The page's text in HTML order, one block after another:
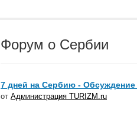
Форум о Сербии
7 дней на Сербию - Обсуждение
от Администрация TURIZM.ru